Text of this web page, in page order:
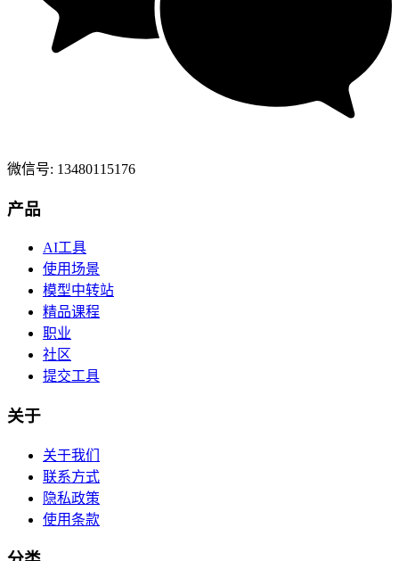
微信号: 13480115176
产品
AI工具
使用场景
模型中转站
精品课程
职业
社区
提交工具
关于
关于我们
联系方式
隐私政策
使用条款